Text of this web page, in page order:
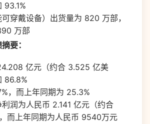
93.1%
穿戴设备）出货量为 820 万部，
万部
要：
亿元（约合 3.525 亿美
86.8%
，而上年同期为 25.3%
润为人民币 2.141 亿元（约合
而上年同期为人民币 9540万元